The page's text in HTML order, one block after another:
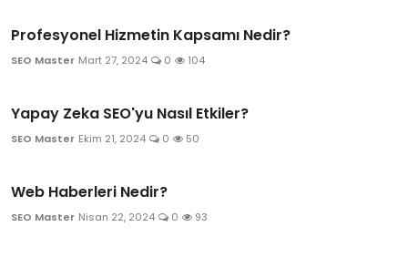
Profesyonel Hizmetin Kapsamı Nedir?
SEO Master Mart 27, 2024 0 104
Yapay Zeka SEO'yu Nasıl Etkiler?
SEO Master Ekim 21, 2024 0 50
Web Haberleri Nedir?
SEO Master Nisan 22, 2024 0 93